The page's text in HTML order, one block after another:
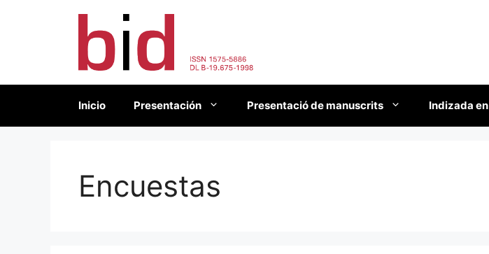
Inicio Presentación Presentació de manuscrits Indizada en
Encuestas